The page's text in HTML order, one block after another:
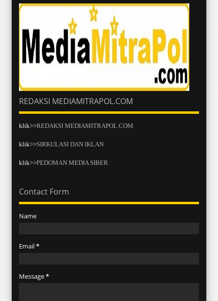
REDAKSI MEDIAMITRAPOL.COM
klik>>REDAKSI MEDIAMITRAPOL.COM
klik>>SIRKULASI DAN IKLAN
klik>>PEDOMAN MEDIA SIBER
Contact Form
Name
Email*
Message*